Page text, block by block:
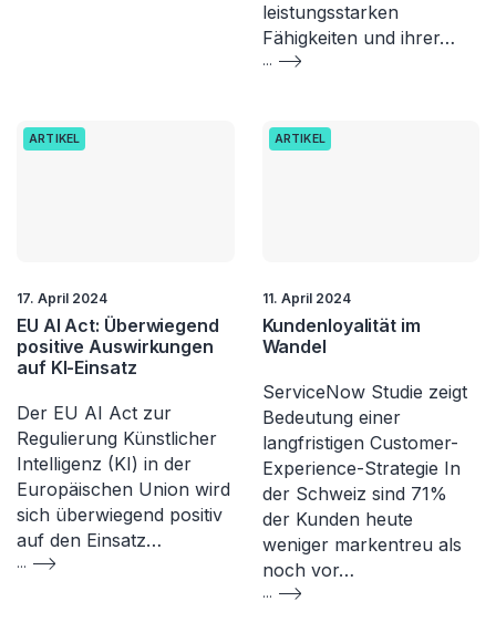
leistungsstarken
Fähigkeiten und ihrer…
...
ARTIKEL
17. April 2024
EU AI Act: Überwiegend
positive Auswirkungen
auf KI-Einsatz
Der EU AI Act zur
Regulierung Künstlicher
Intelligenz (KI) in der
Europäischen Union wird
sich überwiegend positiv
auf den Einsatz…
...
ARTIKEL
11. April 2024
Kundenloyalität im
Wandel
ServiceNow Studie zeigt
Bedeutung einer
langfristigen Customer-
Experience-Strategie In
der Schweiz sind 71%
der Kunden heute
weniger markentreu als
noch vor…
...